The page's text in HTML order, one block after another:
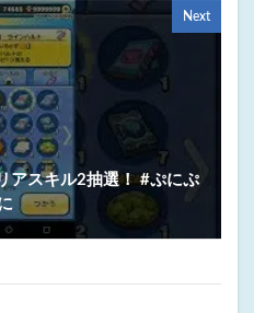
Next
アスキル2抽選！ #ぷにぷ